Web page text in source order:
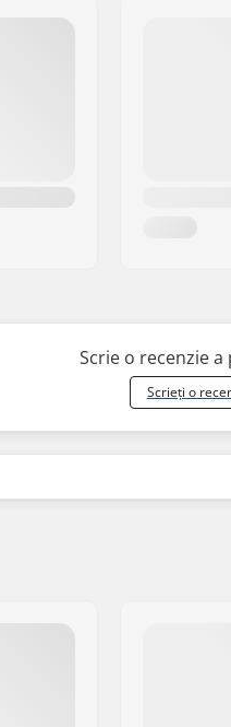
Scrie o recenzie
Scrieți o